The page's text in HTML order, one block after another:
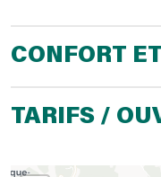
CONFORT
TARIFS /